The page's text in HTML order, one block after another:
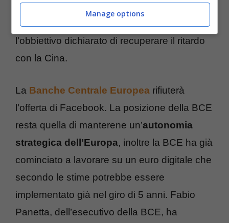
mettere a disposizione la sua rete digitale
alle bande centrali d’occidente, con
l’obbiettivo dichiarato di recuperare il ritardo
con la Cina.
La Banche Centrale Europea rifiuterà
l’offerta di Facebook. La posizione della BCE
resta quella di manterene un’autonomia
strategica dell’Europa, inoltre la BCE ha già
cominciato a lavorare su un euro digitale che
secondo le stime potrebbe essere
implementato già nel giro di 5 anni. Fabio
Panetta, dell’esecutivo della BCE, ha
Manage options